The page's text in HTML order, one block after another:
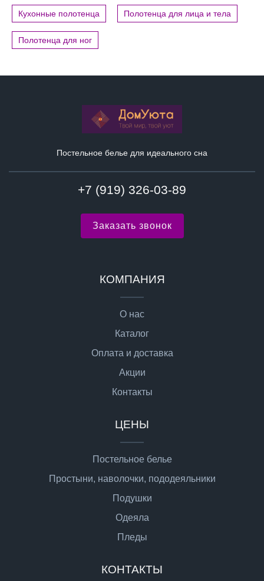
Кухонные полотенца Полотенца для лица и тела
Полотенца для ног
Постельное белье для идеального сна
+7 (919) 326-03-89
Заказать звонок
КОМПАНИЯ
О нас
Каталог
Оплата и доставка
Акции
Контакты
ЦЕНЫ
Постельное белье
Простыни, наволочки, пододеяльники
Подушки
Одеяла
Пледы
КОНТАКТЫ